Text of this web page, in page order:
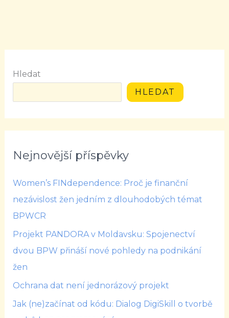
Hledat
HLEDAT
Nejnovější příspěvky
Women’s FINdependence: Proč je finanční
nezávislost žen jedním z dlouhodobých témat
BPWCR
Projekt PANDORA v Moldavsku: Spojenectví
dvou BPW přináší nové pohledy na podnikání
žen
Ochrana dat není jednorázový projekt
Jak (ne)začínat od kódu: Dialog DigiSkill o tvorbě